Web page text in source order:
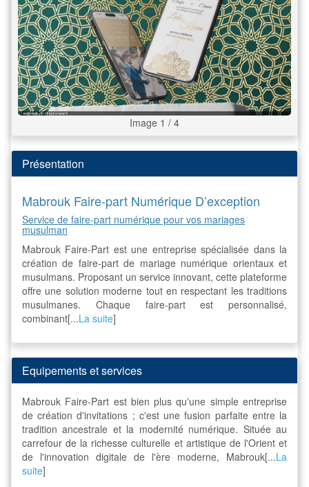
Image 1 / 4
Présentation
Mabrouk Faire-part Numérique D’exception
Service de faire-part numérique pour vos mariages
musulman
Mabrouk Faire-Part est une entreprise spécialisée dans la
création de faire-part de mariage numérique orientaux et
musulmans. Proposant un service innovant, cette plateforme
offre une solution moderne tout en respectant les traditions
musulmanes. Chaque faire-part est personnalisé,
combinant[...La suite]
Equipements et services
Mabrouk Faire-Part est bien plus qu'une simple entreprise
de création d'invitations ; c'est une fusion parfaite entre la
tradition ancestrale et la modernité numérique. Située au
carrefour de la richesse culturelle et artistique de l'Orient et
de l'innovation digitale de l'ère moderne, Mabrouk[...La
suite]